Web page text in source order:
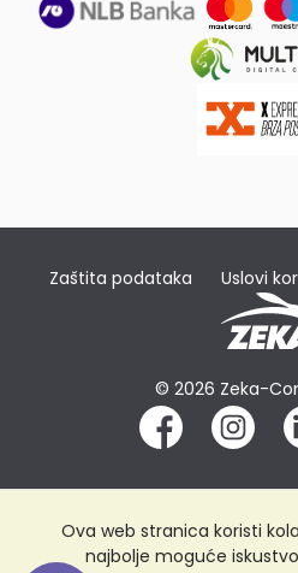
Zaštita podataka Uslovi
© 2026 Zeka-
Ova web stranica koristi
najbolje moguće